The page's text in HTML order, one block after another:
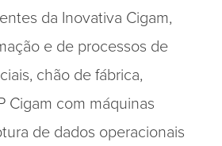
da Inovativa Cigam,
e de processos de
chão de fábrica,
Cigam com máquinas
de dados operacionais